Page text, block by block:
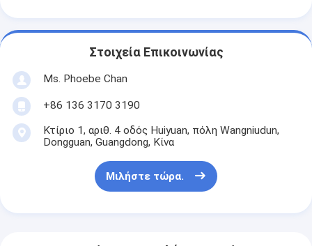
Διαδραστικοί πίνακες
Σύστημα διασκέψεων
Ανύψωση οθόνης LCD
Επικαιροποιήστε την οθόνη.
Στοιχεία Επικοινωνίας
Ms. Phoebe Chan
+86 136 3170 3190
Κτίριο 1, αριθ. 4 οδός Huiyuan, πόλη Wangniudun,
Dongguan, Guangdong, Κίνα
Μιλήστε τώρα.